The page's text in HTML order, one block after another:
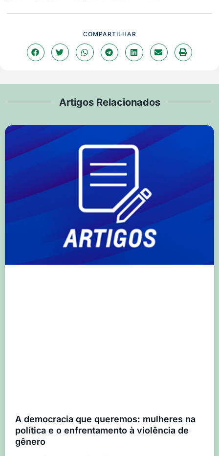
COMPARTILHAR
Artigos Relacionados
A democracia que queremos: mulheres na
política e o enfrentamento à violência de
gênero